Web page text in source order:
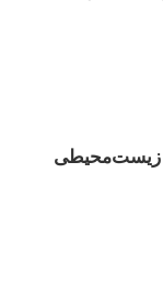
زیست‌محیطی